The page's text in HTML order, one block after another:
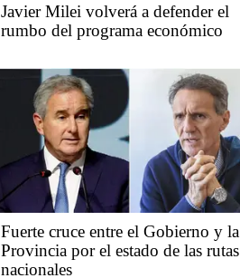
Javier Milei volverá a defender el
rumbo del programa económico
Fuerte cruce entre el Gobierno y la
Provincia por el estado de las rutas
nacionales